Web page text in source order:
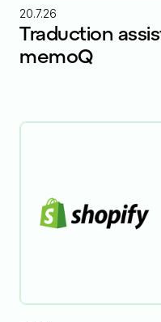
20.7.26
Traduction
memoQ